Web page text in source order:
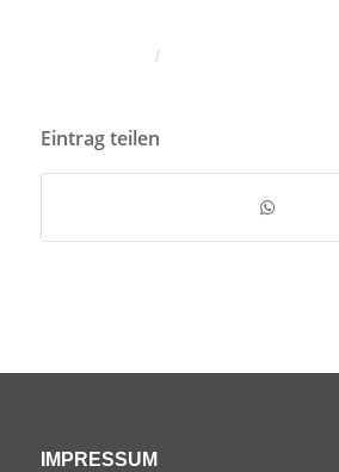
/
Eintrag teilen
IMPRESSUM